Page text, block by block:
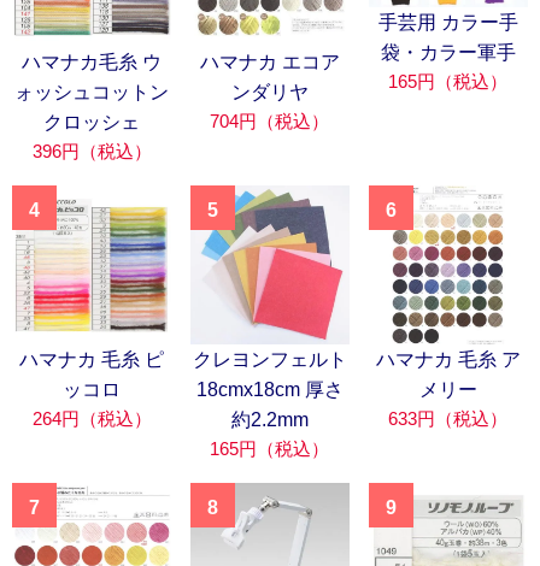
ハマナカ毛糸 ウ
ォッシュコットン
クロッシェ
396円（税込）
ハマナカ エコア
ンダリヤ
704円（税込）
手芸用 カラー手
袋・カラー軍手
165円（税込）
4
ハマナカ 毛糸 ピ
ッコロ
264円（税込）
5
クレヨンフェルト
18cmx18cm 厚さ
約2.2mm
165円（税込）
6
ハマナカ 毛糸 ア
メリー
633円（税込）
7 8 9